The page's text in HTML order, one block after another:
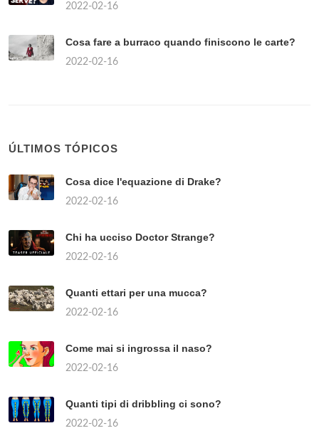
2022-02-16
Cosa fare a burraco quando finiscono le carte?
2022-02-16
ÚLTIMOS TÓPICOS
Cosa dice l'equazione di Drake?
2022-02-16
Chi ha ucciso Doctor Strange?
2022-02-16
Quanti ettari per una mucca?
2022-02-16
Come mai si ingrossa il naso?
2022-02-16
Quanti tipi di dribbling ci sono?
2022-02-16